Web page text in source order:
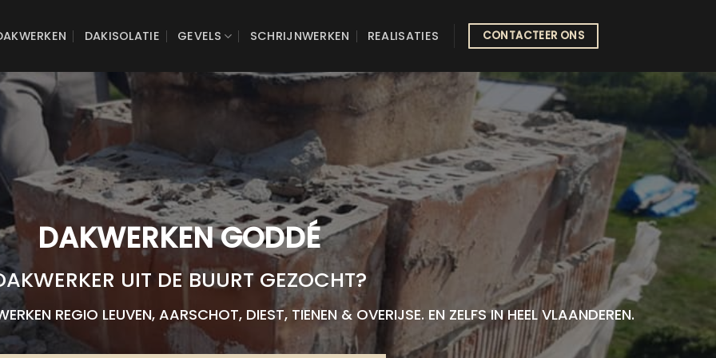
DAKISOLATIE GEVELS SCHRIJNWERKEN REALISATIES CONTACTEER ONS
DAKWERKEN GODDÉ
UIT DE BUURT GEZOCHT?
REGIO LEUVEN, AARSCHOT, DIEST, TIENEN & OVERIJSE. EN ZELFS IN HEEL VLAANDEREN.